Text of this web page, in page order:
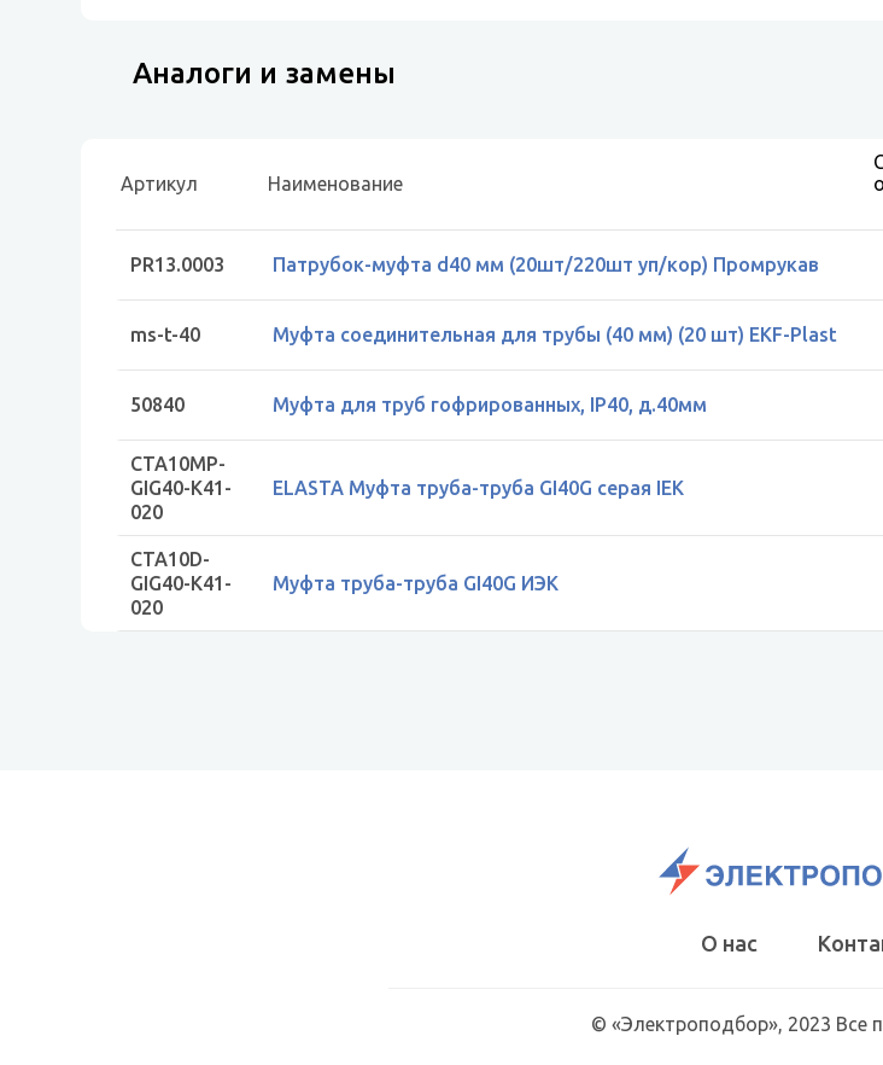
Аналоги и замены
Артикул Наименование
PR13.0003 Патрубок-муфта d40 мм (20шт/220шт уп/кор) Промрукав
ms-t-40 Муфта соединительная для трубы (40 мм) (20 шт) EKF-Plast
50840 Муфта для труб гофрированных, IP40, д.40мм
CTA10MP-
GIG40-K41-
020
ELASTA Муфта труба-труба GI40G серая IEK
CTA10D-
GIG40-K41-
020
Муфта труба-труба GI40G ИЭК
О нас
© «Электроподбор», 2023 Все